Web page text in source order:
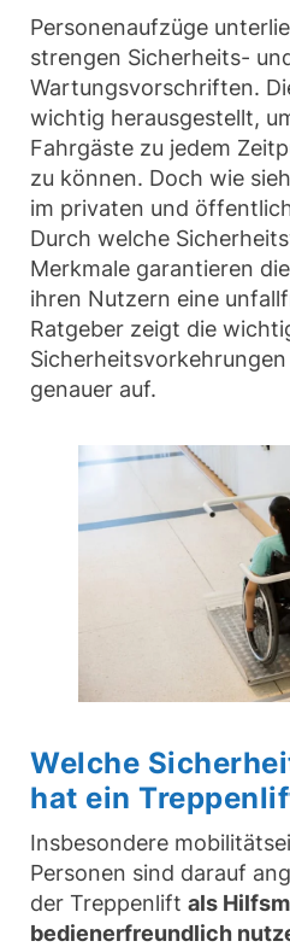
Personenaufzüge
strengen Sicherheits-
Wartungsvorschriften.
wichtig herausgestellt,
Fahrgäste zu jedem
zu können. Doch wie
im privaten und
Durch welche
Merkmale garantieren
ihren Nutzern eine
Ratgeber zeigt die
genauer auf.
Welche
hat ein
Insbesondere
Personen sind darauf
der Treppenlift als
bedienerfreundlich